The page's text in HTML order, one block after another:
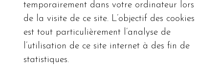
temporairement dans votre ordinateur lors
de la visite de ce site. L’objectif des cookies
est tout particulièrement l’analyse de
l’utilisation de ce site internet à des fin de
statistiques.